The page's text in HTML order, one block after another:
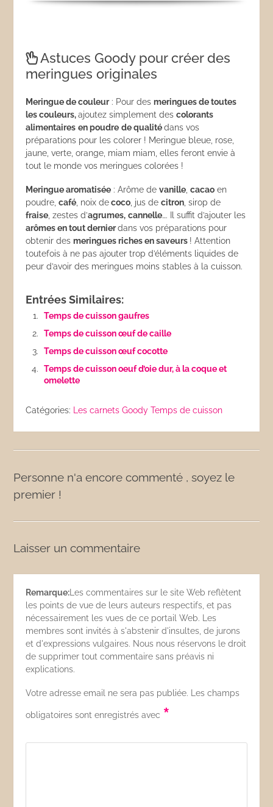
Astuces Goody pour créer des
meringues originales
Meringue de couleur: Pour desmeringues de toutes
les couleurs,ajoutez simplement descolorants
alimentaires en poudre de qualitédans vos
préparations pour les colorer ! Meringue bleue, rose,
jaune, verte, orange, miam miam, elles feront envie à
tout le monde vos meringues colorées !
Meringue aromatisée : Arôme devanille ,cacao en
poudre,café , noix decoco , jus decitron , sirop de
fraise , zestes d’agrumes, cannelle…. Il suffit d’ajouter les
arômes en tout dernierdans vos préparations pour
obtenir desmeringues riches en saveurs ! Attention
toutefois à ne pas ajouter trop d’éléments liquides de
peur d’avoir des meringues moins stables à la cuisson.
Entrées Similaires:
Temps de cuisson gaufres
Temps de cuisson œuf de caille
Temps de cuisson œuf cocotte
Temps de cuisson oeuf d’oie dur, à la coque et
omelette
Catégories: Les carnets Goody Temps de cuisson
Personne n'a encore commenté , soyez le
premier !
Laisser un commentaire
Remarque: Les commentaires sur le site Web reflètent
les points de vue de leurs auteurs respectifs, et pas
nécessairement les vues de ce portail Web. Les
membres sont invités à s'abstenir d'insultes, de jurons
et d'expressions vulgaires. Nous nous réservons le droit
de supprimer tout commentaire sans préavis ni
explications.
Votre adresse email ne sera pas publiée. Les champs
obligatoires sont enregistrés avec *